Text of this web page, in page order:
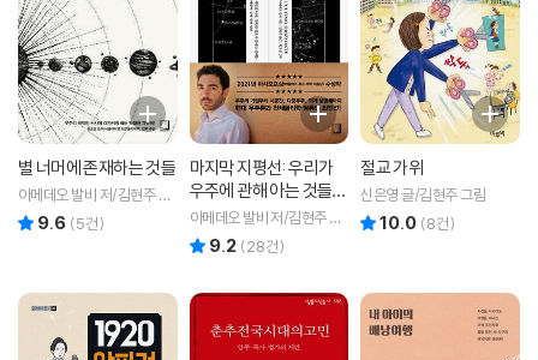
별 너머에 존재하는 것들
아메데오 발비 저/김현주 역/
황호성 감수
9.6 (5건)
마지막 지평선: 우리가
우주에 관해 아는 것들,
그리고 영원히 알 수 없
는 것들
아메데오 발비 저/김현주 역/
황호성 감수
9.2 (28건)
절교 가위
신은영 글/김현주 그림
10.0 (8건)